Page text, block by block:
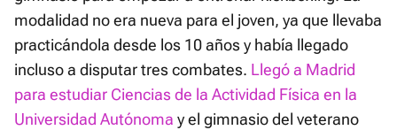
modalidad no era nueva para el joven, ya que llevaba
practicándola desde los 10 años y había llegado
incluso a disputar tres combates. Llegó a Madrid
para estudiar Ciencias de la Actividad Física en la
Universidad Autónoma y el gimnasio del veterano